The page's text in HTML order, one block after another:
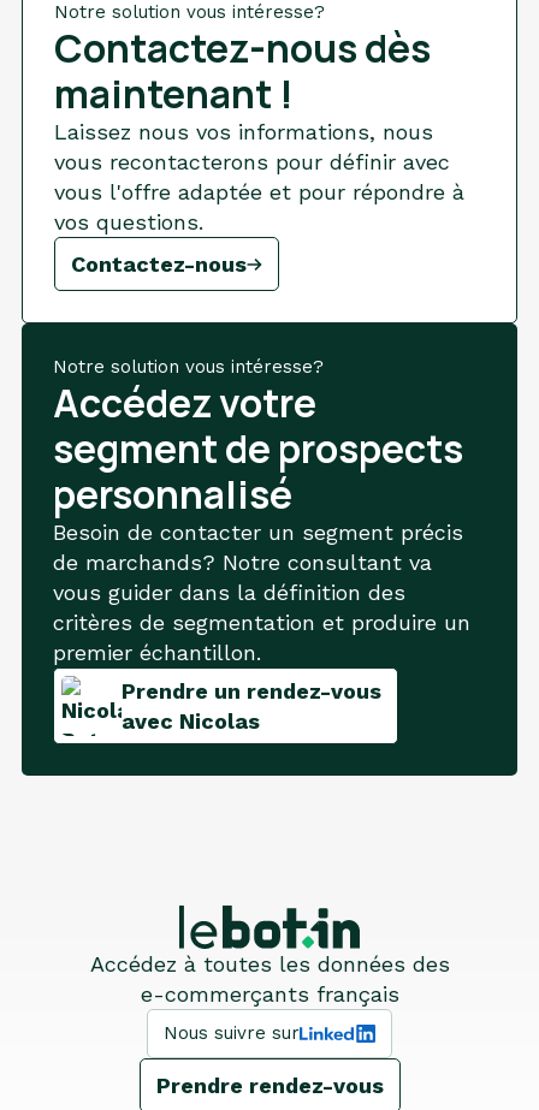
Notre solution vous intéresse?
Contactez-nous dès
maintenant !
Laissez nous vos informations, nous
vous recontacterons pour définir avec
vous l'offre adaptée et pour répondre à
vos questions.
Contactez-nous
Notre solution vous intéresse?
Accédez votre
segment de prospects
personnalisé
Besoin de contacter un segment précis
de marchands? Notre consultant va
vous guider dans la définition des
critères de segmentation et produire un
premier échantillon.
Prendre un rendez-vous
avec Nicolas
Accédez à toutes les données des
e-commerçants français
Nous suivre sur
Prendre rendez-vous